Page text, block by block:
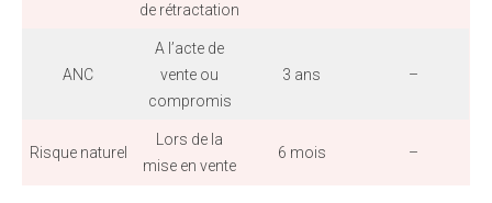
de rétractation
ANC
A l’acte de
vente ou
compromis
3 ans –
Risque naturel
Lors de la
mise en vente
6 mois –